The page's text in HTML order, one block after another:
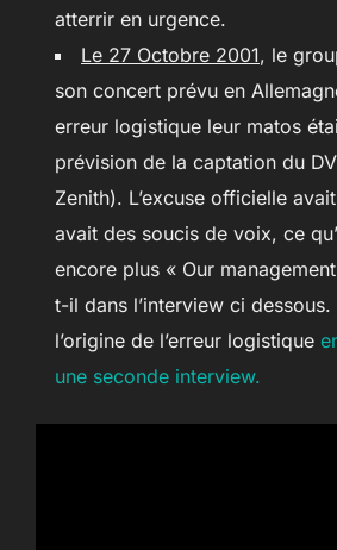
atterrir en urgence.
Le 27 Octobre 2001, le
son concert prévu en
erreur logistique leur matos
prévision de la captation du
Zenith). L’excuse officielle
avait des soucis de voix, ce
encore plus « Our
t-il dans l’interview ci
l’origine de l’erreur logistique
une seconde interview.